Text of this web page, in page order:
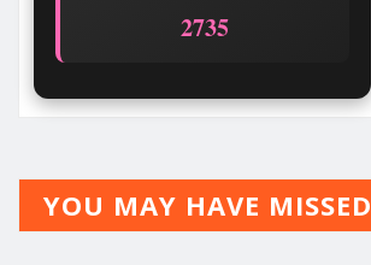
2735
YOU MAY HAVE MISSED